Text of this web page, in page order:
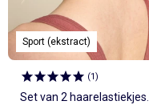
Sport (ekstract)
(1)
Set van 2 haarelastiekjes